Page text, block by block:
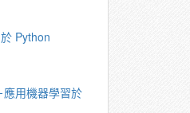
Python
⽤機器學習於